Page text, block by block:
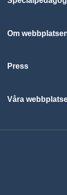
Om
Press
Våra